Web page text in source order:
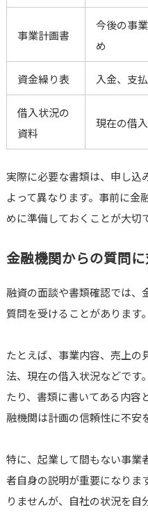
事業計画書
今後の事
め
資金繰り表 入金、支
借入状況の
資料
現在の借
実際に必要な書類は、申し込
よって異なります。事前に金
めに準備しておくことが大切
金融機関からの質問
融資の面談や書類確認では、
質問を受けることがあります。
たとえば、事業内容、売上の
法、現在の借入状況などです
たり、書類に書いてある内容
融機関は計画の信頼性に不安
特に、起業して間もない事業
者自身の説明が重要になりま
りませんが、自社の状況を